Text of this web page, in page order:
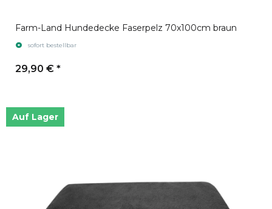
Farm-Land Hundedecke Faserpelz 70x100cm braun
sofort bestellbar
29,90 € *
Auf Lager